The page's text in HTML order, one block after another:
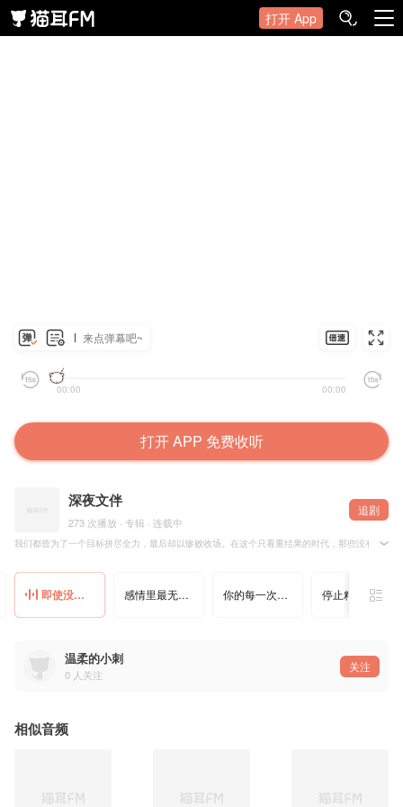
打开 App
来点弹幕吧~
00:00 00:00
打开 APP 免费收听
深夜文伴
273 次播放 · 专辑 · 连载中
追剧
我们都曾为了一个目标拼尽全力，最后却以惨败收场。在这个只看重结果的时代，那些没有成
即使没有掌声，也要优雅谢幕 感情里最无力的，就是那极度不平等的“单票否决权” 你的每一次暴怒，都在为你的认知买单 停止精神内耗,学会对生活说“那又怎样”
温柔的小刺
0 人关注
关注
相似音频